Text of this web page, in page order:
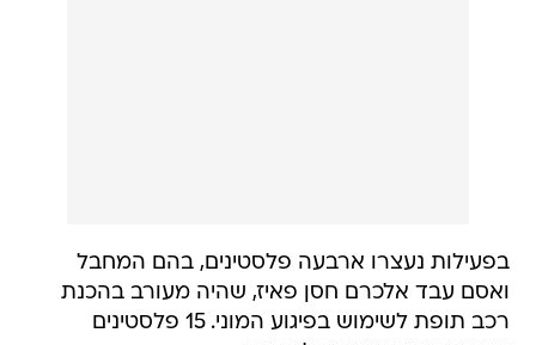
בפעילות נעצרו ארבעה פלסטינים, בהם המחבל
ואסם עבד אלכרם חסן פאיז, שהיה מעורב בהכנת
רכב תופת לשימוש בפיגוע המוני. 15 פלסטינים